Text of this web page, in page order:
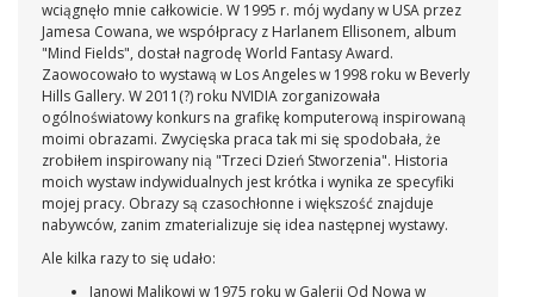
wciągnęło mnie całkowicie. W 1995 r. mój wydany w USA przez
Jamesa Cowana, we współpracy z Harlanem Ellisonem, album
"Mind Fields", dostał nagrodę World Fantasy Award.
Zaowocowało to wystawą w Los Angeles w 1998 roku w Beverly
Hills Gallery. W 2011(?) roku NVIDIA zorganizowała
ogólnoświatowy konkurs na grafikę komputerową inspirowaną
moimi obrazami. Zwycięska praca tak mi się spodobała, że
zrobiłem inspirowany nią "Trzeci Dzień Stworzenia". Historia
moich wystaw indywidualnych jest krótka i wynika ze specyfiki
mojej pracy. Obrazy są czasochłonne i większość znajduje
nabywców, zanim zmaterializuje się idea następnej wystawy.
Ale kilka razy to się udało:
Janowi Malikowi w 1975 roku w Galerii Od Nowa w